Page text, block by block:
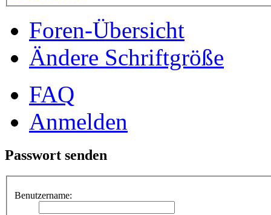
Foren-Übersicht
Ändere Schriftgröße
FAQ
Anmelden
Passwort senden
Benutzername: